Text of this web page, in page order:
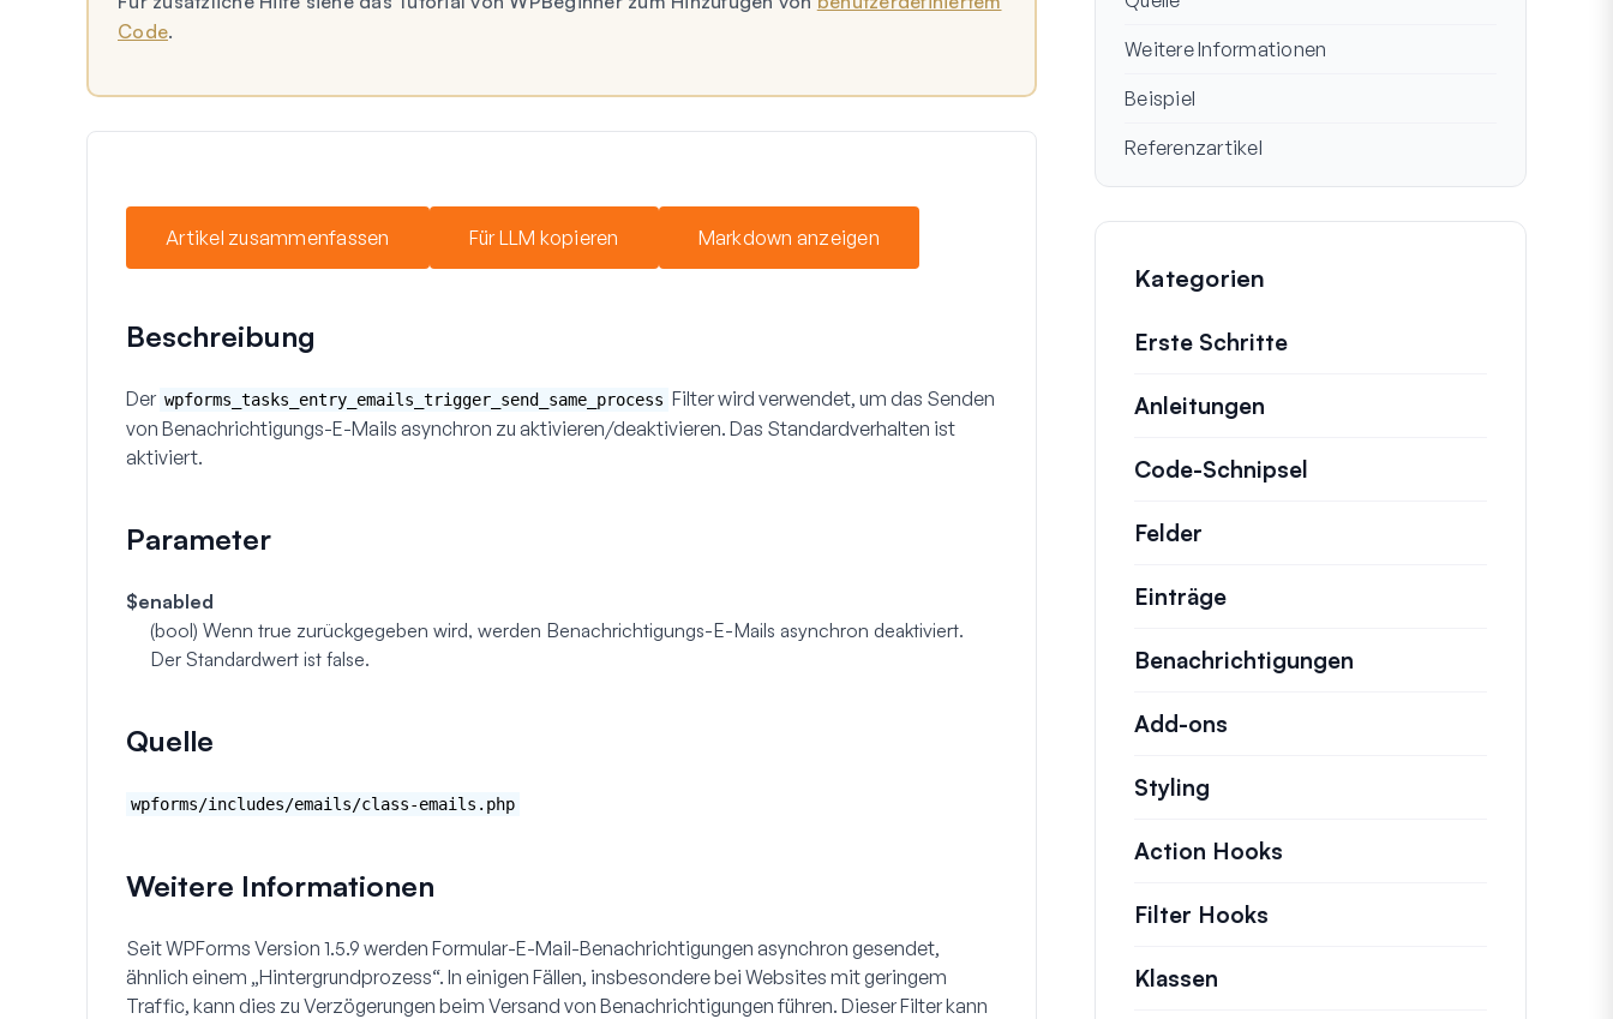
Code.
Artikel zusammenfassen Für LLM kopieren Markdown anzeigen
Beschreibung
Der wpforms_tasks_entry_emails_trigger_send_same_process Filter wird verwendet, um das Senden
von Benachrichtigungs-E-Mails asynchron zu aktivieren/deaktivieren. Das Standardverhalten ist
aktiviert.
Parameter
$enabled
(bool) Wenn true zurückgegeben wird, werden Benachrichtigungs-E-Mails asynchron deaktiviert.
Der Standardwert ist false.
Quelle
wpforms/includes/emails/class-emails.php
Weitere Informationen
Seit WPForms Version 1.5.9 werden Formular-E-Mail-Benachrichtigungen asynchron gesendet,
ähnlich einem „Hintergrundprozess“. In einigen Fällen, insbesondere bei Websites mit geringem
Traffic, kann dies zu Verzögerungen beim Versand von Benachrichtigungen führen. Dieser Filter kann
Weitere Informationen
Beispiel
Referenzartikel
Kategorien
Erste Schritte
Anleitungen
Code-Schnipsel
Felder
Einträge
Benachrichtigungen
Add-ons
Styling
Action Hooks
Filter Hooks
Klassen